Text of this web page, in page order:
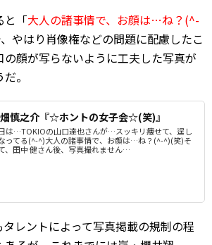
と「大人の諸事情で、お顔は…ね？(^-
やはり肖像権などの問題に配慮したこ
の顔が写らないように工夫した写真が
。
慎之介『☆ホントの女子会☆(笑)』
は…TOKIOの山口達也さんが…スッキリ痩せて、逞し
ってる(^-^)大人の諸事情で、お顔は…ね？(^-^)(笑)そ
、田中 健さん後、写真撮れません…
レントによって写真掲載の規制の程